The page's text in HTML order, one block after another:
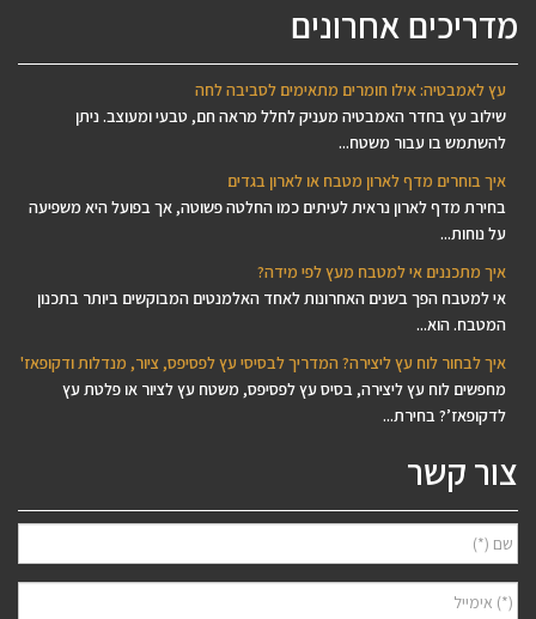
מדריכים אחרונים
עץ לאמבטיה: אילו חומרים מתאימים לסביבה לחה
שילוב עץ בחדר האמבטיה מעניק לחלל מראה חם, טבעי ומעוצב. ניתן
להשתמש בו עבור משטח...
איך בוחרים מדף לארון מטבח או לארון בגדים
בחירת מדף לארון נראית לעיתים כמו החלטה פשוטה, אך בפועל היא משפיעה
על נוחות...
איך מתכננים אי למטבח מעץ לפי מידה?
אי למטבח הפך בשנים האחרונות לאחד האלמנטים המבוקשים ביותר בתכנון
המטבח. הוא...
איך לבחור לוח עץ ליצירה? המדריך לבסיסי עץ לפסיפס, ציור, מנדלות ודקופאז'
מחפשים לוח עץ ליצירה, בסיס עץ לפסיפס, משטח עץ לציור או פלטת עץ
לדקופאז’? בחירת...
צור קשר